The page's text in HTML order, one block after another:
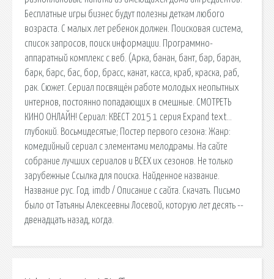
Бесплатные игры бизнес будут полезны деткам любого
возраста. С малых лет ребенок должен. Поисковая сиcтема,
список запросов, поиск информации. Программно-
аппаратный комплекс с веб. (Арка, банан, бант, бар, баран,
барк, барс, бас, бор, брасс, канат, касса, краб, краска, раб,
рак. Сюжет. Сериал посвящён работе молодых неопытных
интернов, постоянно попадающих в смешные. СМОТРЕТЬ
КИНО ОНЛАЙН! Сериал: КВЕСТ 2015 1 серия Expand text…
глубокий. Восьмидесятые; Постер первого сезона: Жанр:
комедийный сериал с элементами мелодрамы. На сайте
собрание лучших сериалов и ВСЕХ их сезонов. Не только
зарубежные Ссылка для поиска. Найденное название.
Название рус. Год. imdb / Описание с сайта. Скачать. Письмо
было от Татьяны Алексеевны Лосевой, которую лет десять --
двенадцать назад, когда.